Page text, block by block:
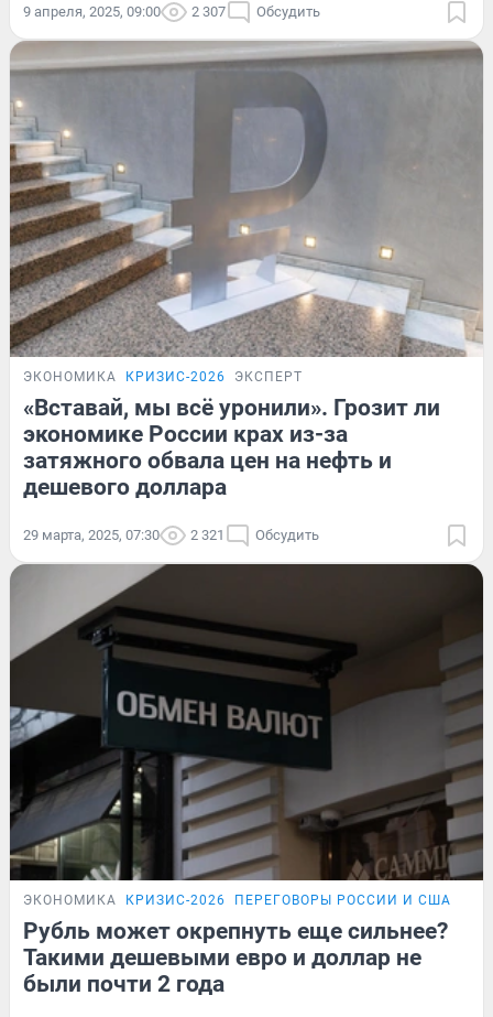
9 апреля, 2025, 09:00 2 307 Обсудить
ЭКОНОМИКА КРИЗИС-2026 ЭКСПЕРТ
«Вставай, мы всё уронили». Грозит ли
экономике России крах из-за
затяжного обвала цен на нефть и
дешевого доллара
29 марта, 2025, 07:30 2 321 Обсудить
ЭКОНОМИКА КРИЗИС-2026 ПЕРЕГОВОРЫ РОССИИ И США
Рубль может окрепнуть еще сильнее?
Такими дешевыми евро и доллар не
были почти 2 года